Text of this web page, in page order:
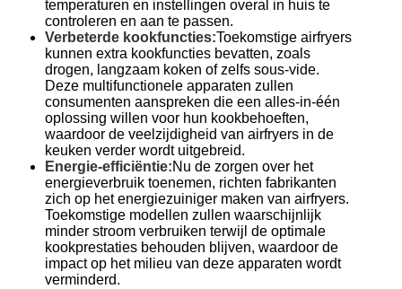
temperaturen en instellingen overal in huis te
controleren en aan te passen.
Verbeterde kookfuncties:Toekomstige airfryers
kunnen extra kookfuncties bevatten, zoals
drogen, langzaam koken of zelfs sous-vide.
Deze multifunctionele apparaten zullen
consumenten aanspreken die een alles-in-één
oplossing willen voor hun kookbehoeften,
waardoor de veelzijdigheid van airfryers in de
keuken verder wordt uitgebreid.
Energie-efficiëntie:Nu de zorgen over het
energieverbruik toenemen, richten fabrikanten
zich op het energiezuiniger maken van airfryers.
Toekomstige modellen zullen waarschijnlijk
minder stroom verbruiken terwijl de optimale
kookprestaties behouden blijven, waardoor de
impact op het milieu van deze apparaten wordt
verminderd.